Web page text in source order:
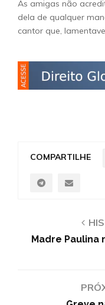
As amigas não
dela de qualquer
cantor que,
COMPARTILHE
Madre Paulina